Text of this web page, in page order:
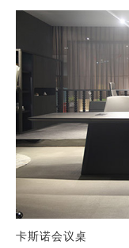
卡斯诺会议桌